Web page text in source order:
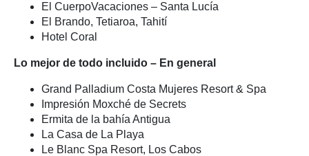
El CuerpoVacaciones – Santa Lucía
El Brando, Tetiaroa, Tahití
Hotel Coral
Lo mejor de todo incluido – En general
Grand Palladium Costa Mujeres Resort & Spa
Impresión Moxché de Secrets
Ermita de la bahía Antigua
La Casa de La Playa
Le Blanc Spa Resort, Los Cabos